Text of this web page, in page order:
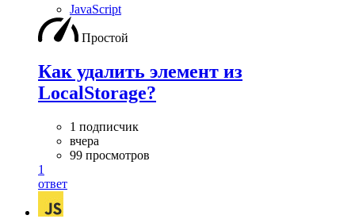
JavaScript
Простой
Как удалить элемент из
LocalStorage?
1 подписчик
вчера
99 просмотров
1
ответ